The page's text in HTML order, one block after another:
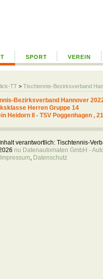
SPORT VEREIN
TT > Tischtennis-Bezirksverband
Bezirksverband Hannover
Herren Gruppe 14
Heidorn II - TSV Poggenhagen ,
verantwortlich: Tischtennis-
nu Datenautomaten GmbH -
Impressum, Datenschutz